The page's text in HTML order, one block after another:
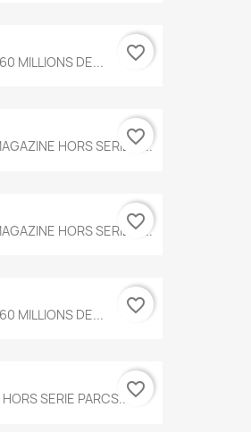
60 MILLIONS DE... favorite_border
HORS SERIE N...
favorite_border
HORS SERIE N...
favorite_border
60 MILLIONS DE... favorite_border
SERIE PARCS...favorite_border